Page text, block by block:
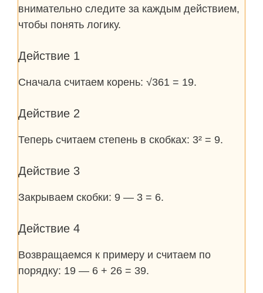
внимательно следите за каждым действием,
чтобы понять логику.
Действие 1
Сначала считаем корень: √361 = 19.
Действие 2
Теперь считаем степень в скобках: 3² = 9.
Действие 3
Закрываем скобки: 9 — 3 = 6.
Действие 4
Возвращаемся к примеру и считаем по
порядку: 19 — 6 + 26 = 39.